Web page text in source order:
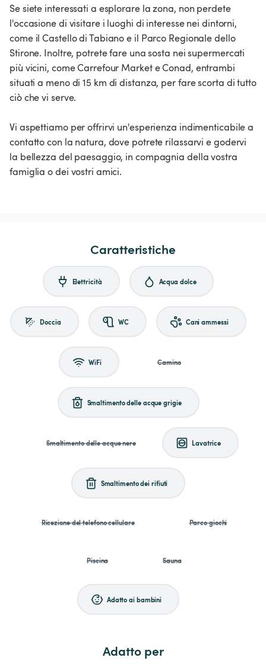
Se siete interessati a esplorare la zona, non perdete
l'occasione di visitare i luoghi di interesse nei dintorni,
come il Castello di Tabiano e il Parco Regionale dello
Stirone. Inoltre, potrete fare una sosta nei supermercati
più vicini, come Carrefour Market e Conad, entrambi
situati a meno di 15 km di distanza, per fare scorta di tutto
ciò che vi serve.
Vi aspettiamo per offrirvi un'esperienza indimenticabile a
contatto con la natura, dove potrete rilassarvi e godervi
la bellezza del paesaggio, in compagnia della vostra
famiglia o dei vostri amici.
Caratteristiche
Elettricità Acqua dolce
Doccia WC Cani ammessi
WiFi Camino
Smaltimento delle acque grigie
Smaltimento delle acque nere Lavatrice
Smaltimento dei rifiuti
Ricezione del telefono cellulare Parco giochi
Piscina Sauna
Adatto ai bambini
Adatto per